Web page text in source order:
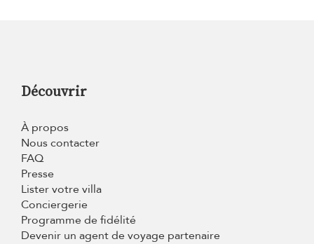
Découvrir
À propos
Nous contacter
FAQ
Presse
Lister votre villa
Conciergerie
Programme de fidélité
Devenir un agent de voyage partenaire